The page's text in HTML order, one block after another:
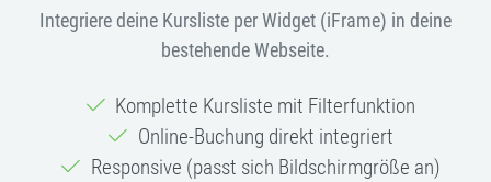
Integriere deine Kursliste per Widget (iFrame) in deine
bestehende Webseite.
Komplette Kursliste mit Filterfunktion
Online-Buchung direkt integriert
Responsive (passt sich Bildschirmgröße an)